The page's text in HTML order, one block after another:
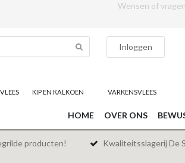
Wensen of
Inloggen
KIP EN KALKOEN VARKENSVLEES
HOME OVER ONS
producten! Kwaliteitsslagerij De